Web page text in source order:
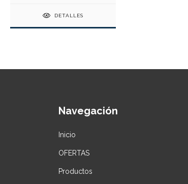
DETALLES
Navegación
Inicio
OFERTAS
Productos